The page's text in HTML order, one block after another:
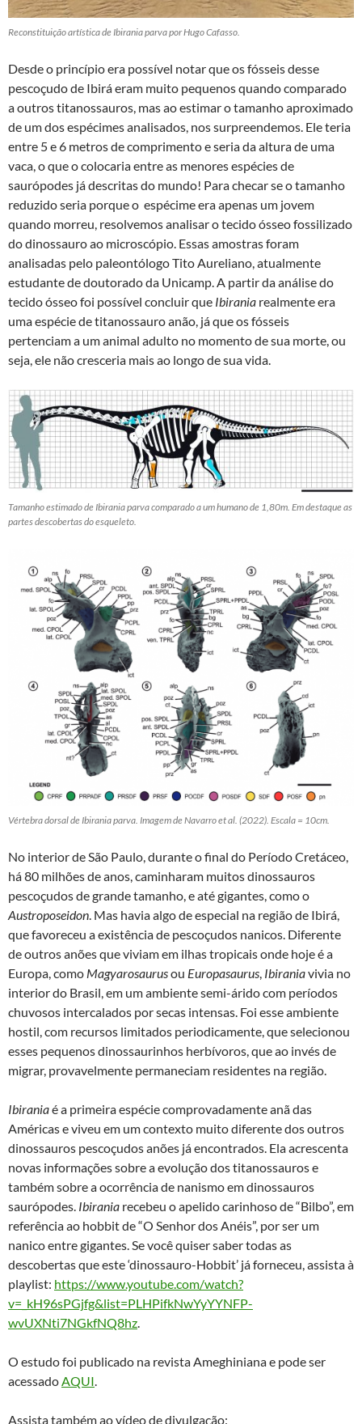
Reconstituição artística de Ibirania parva por Hugo Cafasso.
Desde o princípio era possível notar que os fósseis desse
pescoçudo de Ibirá eram muito pequenos quando comparado
a outros titanossauros, mas ao estimar o tamanho aproximado
de um dos espécimes analisados, nos surpreendemos. Ele teria
entre 5 e 6 metros de comprimento e seria da altura de uma
vaca, o que o colocaria entre as menores espécies de
saurópodes já descritas do mundo! Para checar se o tamanho
reduzido seria porque o espécime era apenas um jovem
quando morreu, resolvemos analisar o tecido ósseo fossilizado
do dinossauro ao microscópio. Essas amostras foram
analisadas pelo paleontólogo Tito Aureliano, atualmente
estudante de doutorado da Unicamp. A partir da análise do
tecido ósseo foi possível concluir que Ibirania realmente era
uma espécie de titanossauro anão, já que os fósseis
pertenciam a um animal adulto no momento de sua morte, ou
seja, ele não cresceria mais ao longo de sua vida.
Tamanho estimado de Ibirania parva comparado a um humano de 1,80m. Em destaque as
partes descobertas do esqueleto.
Vértebra dorsal de Ibirania parva. Imagem de Navarro et al. (2022). Escala = 10cm.
No interior de São Paulo, durante o final do Período Cretáceo,
há 80 milhões de anos, caminharam muitos dinossauros
pescoçudos de grande tamanho, e até gigantes, como o
Austroposeidon. Mas havia algo de especial na região de Ibirá,
que favoreceu a existência de pescoçudos nanicos. Diferente
de outros anões que viviam em ilhas tropicais onde hoje é a
Europa, como Magyarosaurusou Europasaurus, Ibiraniavivia no
interior do Brasil, em um ambiente semi-árido com períodos
chuvosos intercalados por secas intensas. Foi esse ambiente
hostil, com recursos limitados periodicamente, que selecionou
esses pequenos dinossaurinhos herbívoros, que ao invés de
migrar, provavelmente permaneciam residentes na região.
Ibiraniaé a primeira espécie comprovadamente anã das
Américas e viveu em um contexto muito diferente dos outros
dinossauros pescoçudos anões já encontrados. Ela acrescenta
novas informações sobre a evolução dos titanossauros e
também sobre a ocorrência de nanismo em dinossauros
saurópodes. Ibirania recebeu o apelido carinhoso de “Bilbo”, em
referência ao hobbit de “O Senhor dos Anéis”, por ser um
nanico entre gigantes. Se você quiser saber todas as
descobertas que este ‘dinossauro-Hobbit’ já forneceu, assista à
playlist: https://www.youtube.com/watch?
v=_kH96sPGjfg&list=PLHPifkNwYyYYNFP-
wvUXNti7NGkfNQ8hz.
O estudo foi publicado na revista Ameghiniana e pode ser
acessadoAQUI.
Assista também ao vídeo de divulgação: